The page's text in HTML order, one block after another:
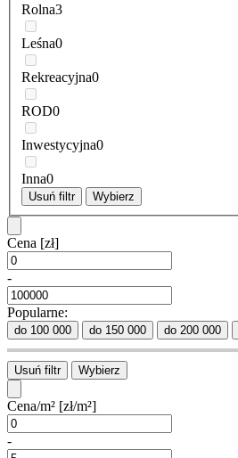
Rolna3
Leśna0
Rekreacyjna0
ROD0
Inwestycyjna0
Inna0
Usuń filtr Wybierz
Cena [zł]
-
Popularne:
do 100 000 do 150 000 do 200 000
Usuń filtr Wybierz
Cena/m² [zł/m²]
-